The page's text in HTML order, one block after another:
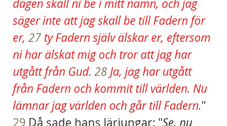
dagen skall ni be i mitt namn, och jag
säger inte att jag skall be till Fadern för
er, 27 ty Fadern själv älskar er, eftersom
ni har älskat mig och tror att jag har
utgått från Gud. 28 Ja, jag har utgått
från Fadern och kommit till världen. Nu
lämnar jag världen och går till Fadern."
29 Då sade hans lärjungar: "Se, nu